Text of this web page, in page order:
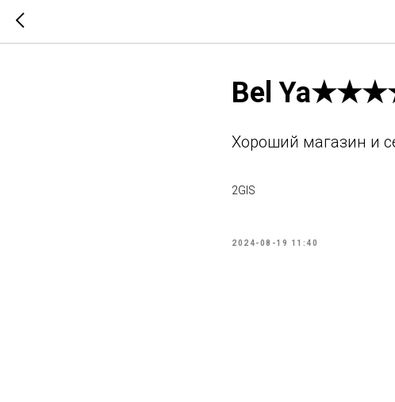
Bel
Хороший магазин и
2GIS
2024-08-19 11:40